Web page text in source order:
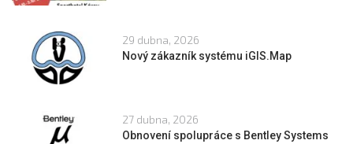
29 dubna, 2026
Nový zákazník systému iGIS.Map
27 dubna, 2026
Obnovení spolupráce s Bentley Systems